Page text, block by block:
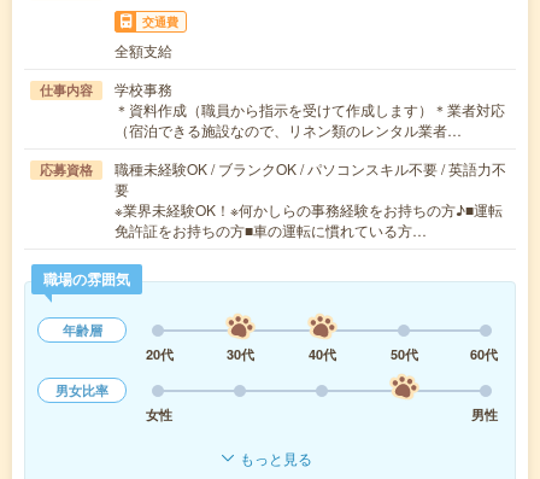
交通費
全額支給
仕事内容
学校事務
＊資料作成（職員から指示を受けて作成します）＊業者対応
（宿泊できる施設なので、リネン類のレンタル業者…
応募資格
職種未経験OK / ブランクOK / パソコンスキル不要 / 英語力不
要
※業界未経験OK！※何かしらの事務経験をお持ちの方♪■運転
免許証をお持ちの方■車の運転に慣れている方…
職場の雰囲気
年齢層
20代
30代 40代 50代
60代
男女比率
女性
男性
もっと見る